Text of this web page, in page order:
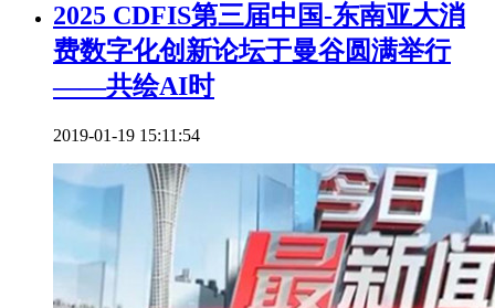
2025 CDFIS第三届中国-东南亚大消
费数字化创新论坛于曼谷圆满举行
——共绘AI时
2019-01-19 15:11:54